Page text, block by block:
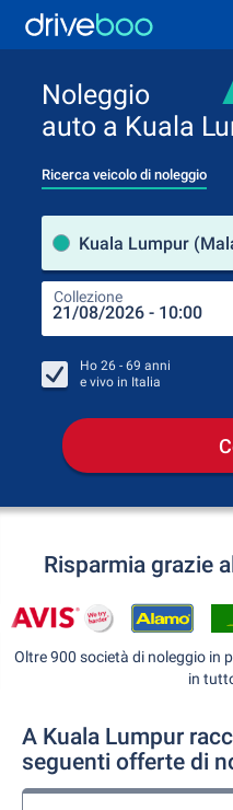
Noleggio
auto a Kuala
Ricerca veicolo di noleggio
Kuala Lumpur
Collezione
Ho 26 - 69 anni
e vivo in Italia
Risparmia grazie
Oltre 900 società di noleggio in
in
A Kuala Lumpur
seguenti offerte di